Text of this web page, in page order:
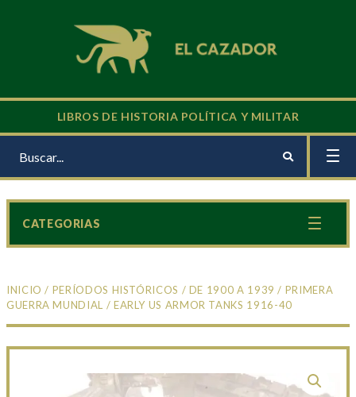
LIBROS DE HISTORIA POLÍTICA Y MILITAR
INICIO / PERÍODOS HISTÓRICOS / DE 1900 A 1939 / PRIMERA
GUERRA MUNDIAL / EARLY US ARMOR TANKS 1916-40
CATEGORIAS